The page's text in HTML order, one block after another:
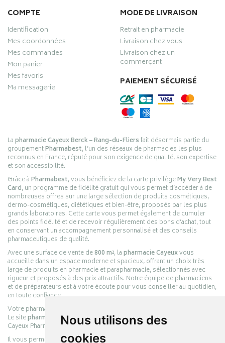
Nous utilisons des
cookies
COMPTE
Identification
Mes coordonnées
Mes commandes
Mon panier
Mes favoris
Ma messagerie
MODE DE LIVRAISON
Retrait en pharmacie
Livraison chez vous
Livraison chez un
commerçant
PAIEMENT SÉCURISÉ
Lapharmacie Cayeux Berck – Rang-du-Fliersfait désormais partie du
groupementPharmabest, l’un des réseaux de pharmacies les plus
reconnus en France, réputé pour son exigence de qualité, son expertise
et son accessibilité.
Grâce àPharmabest, vous bénéficiez de la carte privilègeMy Very Best
Card, un programme de fidélité gratuit qui vous permet d’accéder à de
nombreuses offres sur une large sélection de produits cosmétiques,
dermo-cosmétiques, diététiques et bien-être, proposés par les plus
grands laboratoires. Cette carte vous permet également de cumuler
des points fidélité et de recevoir régulièrement des bons d’achat, tout
en conservant un accompagnement personnalisé et des conseils
pharmaceutiques de qualité.
Avec une surface de vente de800 m², lapharmacie Cayeuxvous
accueille dans un espace moderne et spacieux, offrant un choix très
large de produits en pharmacie et parapharmacie, sélectionnés avec
rigueur et proposés à des prix attractifs. Notre équipe de pharmaciens
et de préparateurs est à votre écoute pour vous conseiller au quotidien,
en toute confiance.
Votre pharmacie en ligne :
Le sitepharmacie-cayeux.frest le prolongement digital de la pharmacie
Cayeux Pharmabest Berck-sur-Mer – Rang-du-Fliers.
Il vous permet de réaliser vos achats en ligne parmi des milliers de